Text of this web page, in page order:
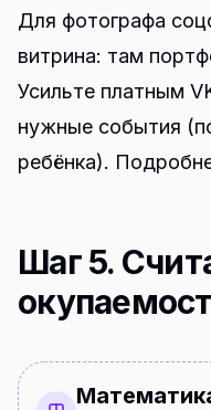
Для фотографа
витрина: там
Усильте платным
нужные события
ребёнка).
Шаг 5.